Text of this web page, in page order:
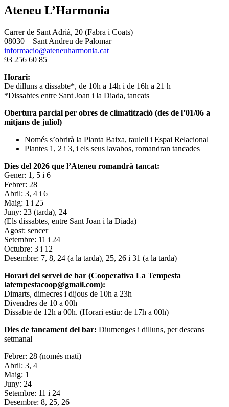
Ateneu L’Harmonia
Carrer de Sant Adrià, 20 (Fabra i Coats)
08030 – Sant Andreu de Palomar
informacio@ateneuharmonia.cat
93 256 60 85
Horari:
De dilluns a dissabte*, de 10h a 14h i de 16h a 21 h
*Dissabtes entre Sant Joan i la Diada, tancats
Obertura parcial per obres de climatització (des de l’01/06 a
mitjans de juliol)
Només s’obrirà la Planta Baixa, taulell i Espai Relacional
Plantes 1, 2 i 3, i els seus lavabos, romandran tancades
Dies del 2026 que l’Ateneu romandrà tancat:
Gener: 1, 5 i 6
Febrer: 28
Abril: 3, 4 i 6
Maig: 1 i 25
Juny: 23 (tarda), 24
(Els dissabtes, entre Sant Joan i la Diada)
Agost: sencer
Setembre: 11 i 24
Octubre: 3 i 12
Desembre: 7, 8, 24 (a la tarda), 25, 26 i 31 (a la tarda)
Horari del servei de bar (Cooperativa La Tempesta
latempestacoop@gmail.com):
Dimarts, dimecres i dijous de 10h a 23h
Divendres de 10 a 00h
Dissabte de 12h a 00h. (Horari estiu: de 17h a 00h)
Dies de tancament del bar: Diumenges i dilluns, per descans
setmanal
Febrer: 28 (només matí)
Abril: 3, 4
Maig: 1
Juny: 24
Setembre: 11 i 24
Desembre: 8, 25, 26